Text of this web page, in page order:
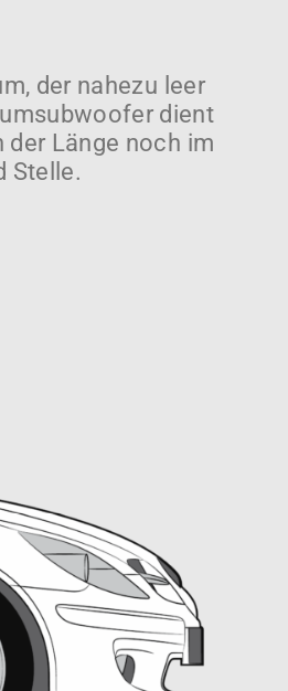
der nahezu leer
dient
der Länge noch im
Stelle.